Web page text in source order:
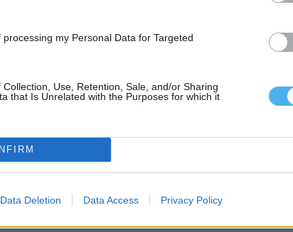
my Personal Data for Targeted
Use, Retention, Sale, and/or Sharing
that Is Unrelated with the Purposes for which it
Data Deletion Data Access Privacy Policy
de footgolf no Alentejo. O campo
na cidade de Évora, utilizando
ao desenvolvimento da modalidade na